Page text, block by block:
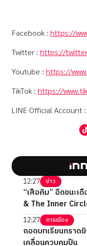
Facebook : https://
Twitter : https://
Youtube : https://
TikTok : https://
LINE Official Account :
12:27 ข่าว
“เสือคิม” อึดชนะเ
& The Inner
12:27 การเมือง
ถอดบทเรียนกราด
เคลื่อนควบคุมปืน